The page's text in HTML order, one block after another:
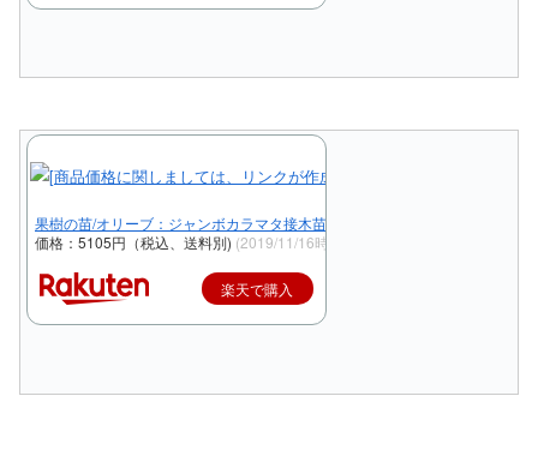
果樹の苗/オリーブ：ジャンボカラマタ接木苗6号ポット
価格：5105円（税込、送料別) (2019/11/16時点)
楽天で購入